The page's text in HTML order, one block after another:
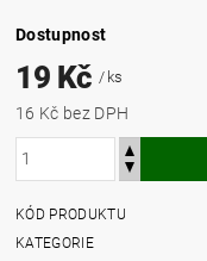
Dostupnost
19 Kč/ ks
16 Kč bez DPH
KÓD PRODUKTU
KATEGORIE